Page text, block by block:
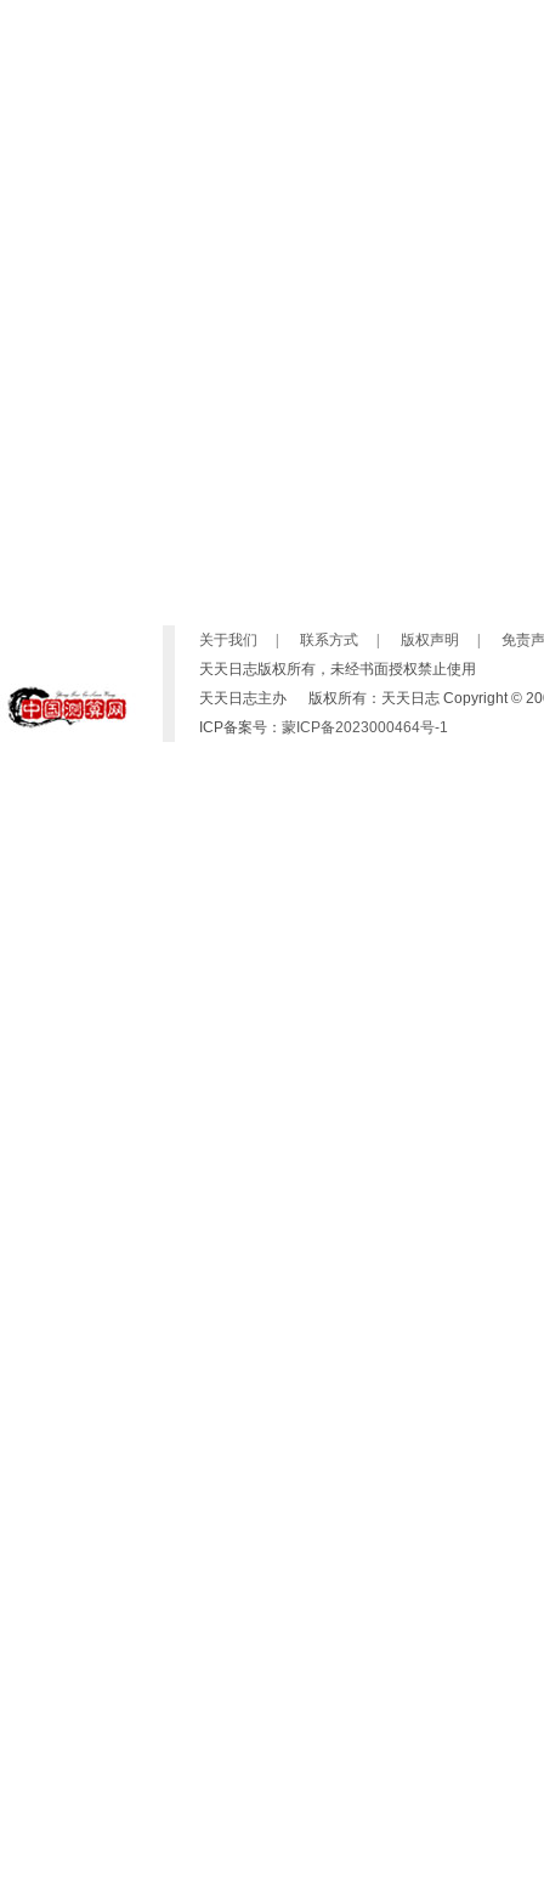
关于我们 联系方式 版权声明
免责
天天日志版权所有，未经书面授权禁止使用
天天日志主办 版权所有：天天日志 Copyright ©
ICP备案号： 蒙ICP备2023000464号-1